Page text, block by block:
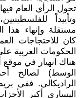
تحول الرأي العام
وتأييداً
مستقلة وإنهاء هذا
كان للاحتجاجات
الحكومات الغربية
هناك انهيار في
الوسط) لصالح
الراديكالي. ففي
اليساري أكبر